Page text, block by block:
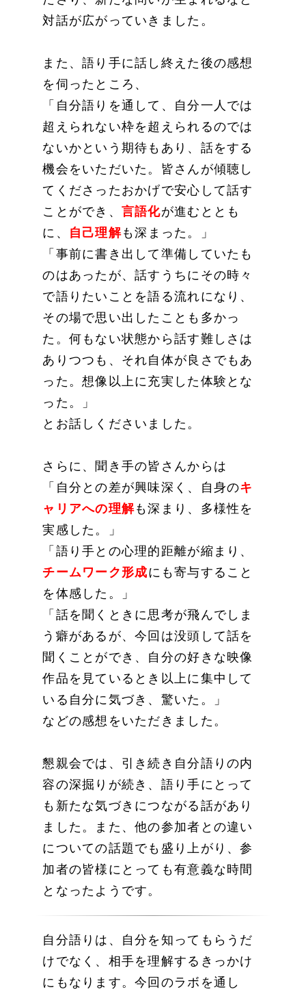
対話が広がっていきました。
また、語り手に話し終えた後の感想
を伺ったところ、
「自分語りを通して、自分一人では
超えられない枠を超えられるのでは
ないかという期待もあり、話をする
機会をいただいた。皆さんが傾聴し
てくださったおかげで安心して話す
ことができ、 言語化が進むととも
に、
自己理解も深まった。」
「事前に書き出して準備していたも
のはあったが、話すうちにその時々
で語りたいことを語る流れになり、
その場で思い出したことも多かっ
た。何もない状態から話す難しさは
ありつつも、それ自体が良さでもあ
った。想像以上に充実した体験とな
った。」
とお話しくださいました。
さらに、聞き手の皆さんからは
「自分との差が興味深く、自身のキ
ャリアへの理解も深まり、多様性を
実感した。」
「語り手との心理的距離が縮まり、
チームワーク形成にも寄与すること
を体感した。」
「話を聞くときに思考が飛んでしま
う癖があるが、今回は没頭して話を
聞くことができ、自分の好きな映像
作品を見ているとき以上に集中して
いる自分に気づき、驚いた。」
などの感想をいただきました。
懇親会では、引き続き自分語りの内
容の深掘りが続き、語り手にとって
も新たな気づきにつながる話があり
ました。また、他の参加者との違い
についての話題でも盛り上がり、参
加者の皆様にとっても有意義な時間
となったようです。
自分語りは、自分を知ってもらうだ
けでなく、相手を理解するきっかけ
にもなります。今回のラボを通し